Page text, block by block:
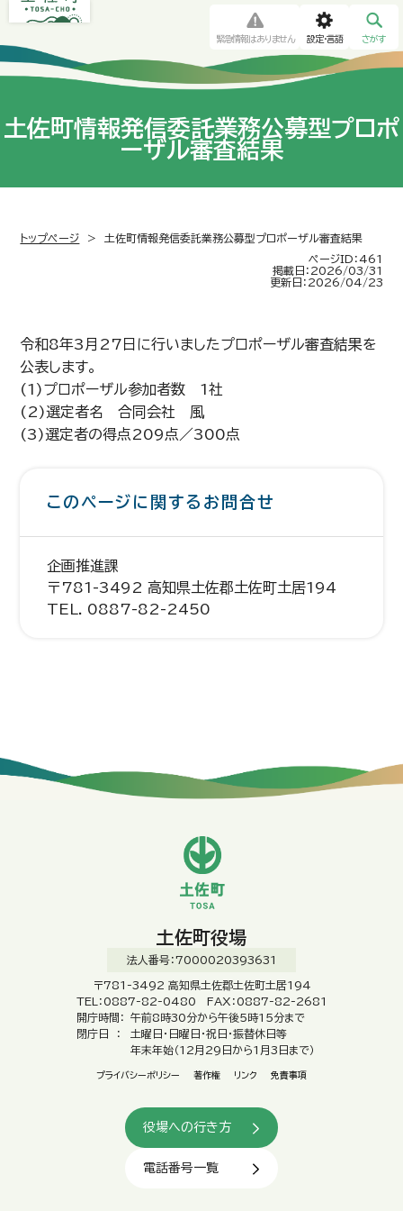
緊急情報はありません 設定・言語 さがす
土佐町情報発信委託業務公募型プロポ
ーザル審査結果
トップページ >
土佐町情報発信委託業務公募型プロポーザル審査結果
ページID：461
掲載日：2026/03/31
更新日：2026/04/23
令和8年3月27日に行いましたプロポーザル審査結果を
公表します。
(1)プロポーザル参加者数 1社
(2)選定者名 合同会社 風
(3)選定者の得点209点／300点
このページに関するお問合せ
企画推進課
〒781-3492 高知県土佐郡土佐町土居194
TEL. 0887-82-2450
土佐町役場
法人番号：7000020393631
〒781-3492 高知県土佐郡土佐町土居194
TEL：0887-82-0480 FAX：0887-82-2681
開庁時間：
午前8時30分から午後5時15分まで
閉庁日 ：
土曜日・日曜日・祝日・振替休日等
年末年始（12月29日から1月3日まで）
プライバシーポリシー 著作権 リンク 免責事項
役場への行き方
電話番号一覧